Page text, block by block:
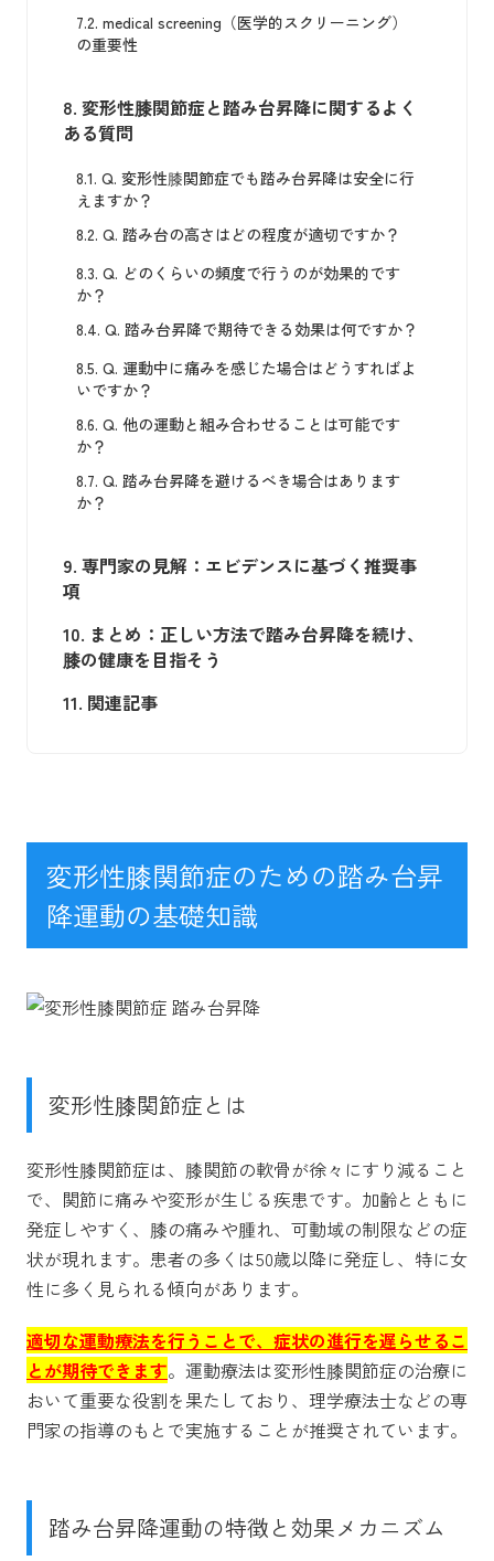
7.2. medical screening（医学的スクリーニング）
の重要性
8. 変形性膝関節症と踏み台昇降に関するよく
ある質問
8.1. Q. 変形性膝関節症でも踏み台昇降は安全に行
えますか？
8.2. Q. 踏み台の高さはどの程度が適切ですか？
8.3. Q. どのくらいの頻度で行うのが効果的です
か？
8.4. Q. 踏み台昇降で期待できる効果は何ですか？
8.5. Q. 運動中に痛みを感じた場合はどうすればよ
いですか？
8.6. Q. 他の運動と組み合わせることは可能です
か？
8.7. Q. 踏み台昇降を避けるべき場合はあります
か？
9. 専門家の見解：エビデンスに基づく推奨事
項
10. まとめ：正しい方法で踏み台昇降を続け、
膝の健康を目指そう
11. 関連記事
変形性膝関節症のための踏み台昇
降運動の基礎知識
変形性膝関節症とは
変形性膝関節症は、膝関節の軟骨が徐々にすり減ること
で、関節に痛みや変形が生じる疾患です。加齢とともに
発症しやすく、膝の痛みや腫れ、可動域の制限などの症
状が現れます。患者の多くは50歳以降に発症し、特に女
性に多く見られる傾向があります。
適切な運動療法を行うことで、症状の進行を遅らせるこ
とが期待できます。運動療法は変形性膝関節症の治療に
おいて重要な役割を果たしており、理学療法士などの専
門家の指導のもとで実施することが推奨されています。
踏み台昇降運動の特徴と効果メカニズム